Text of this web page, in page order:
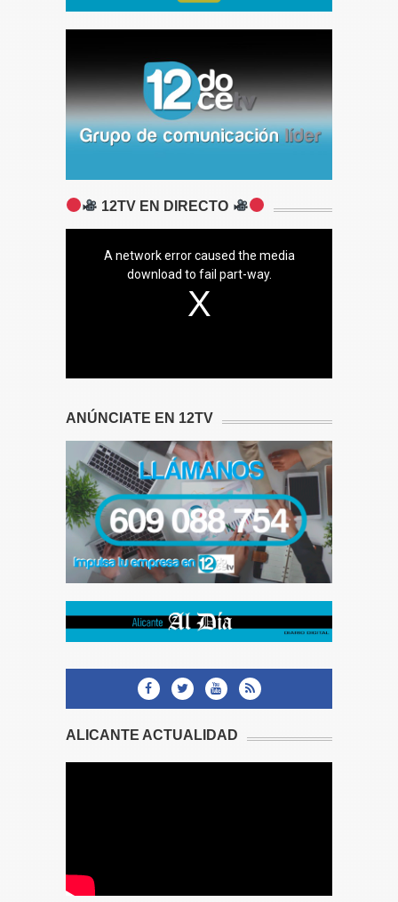
12TV EN DIRECTO
A network error caused the media
download to fail part-way.
ANÚNCIATE EN 12TV
ALICANTE ACTUALIDAD